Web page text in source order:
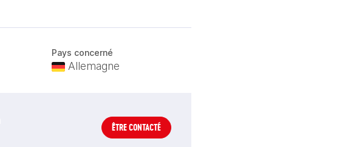
Pays concerné
Allemagne
ÊTRE CONTACTÉ